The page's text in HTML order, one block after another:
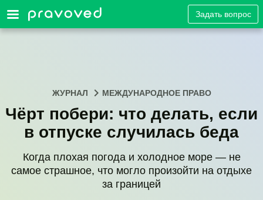
Задать вопрос
ЖУРНАЛ МЕЖДУНАРОДНОЕ ПРАВО
Чёрт побери: что делать, если
в отпуске случилась беда
Когда плохая погода и холодное море — не
самое страшное, что могло произойти на отдыхе
за границей